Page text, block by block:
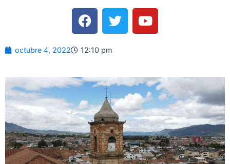
F
a
c
e
o
k
T
w
i
r
Y
o
u
e
octubre 4, 2022 12:10 pm